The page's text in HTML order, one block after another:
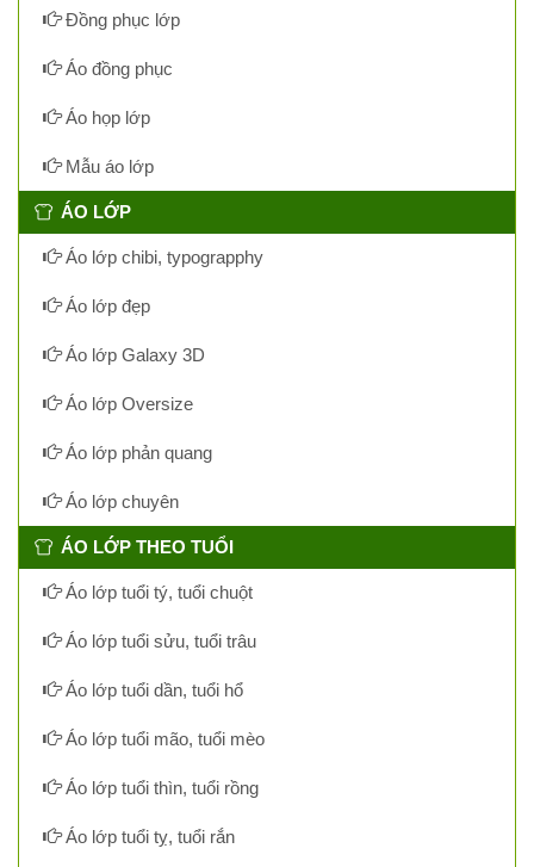
Đồng phục lớp
Áo đồng phục
Áo họp lớp
Mẫu áo lớp
ÁO LỚP
Áo lớp chibi, typograpphy
Áo lớp đẹp
Áo lớp Galaxy 3D
Áo lớp Oversize
Áo lớp phản quang
Áo lớp chuyên
ÁO LỚP THEO TUỔI
Áo lớp tuổi tý, tuổi chuột
Áo lớp tuổi sửu, tuổi trâu
Áo lớp tuổi dần, tuổi hổ
Áo lớp tuổi mão, tuổi mèo
Áo lớp tuổi thìn, tuổi rồng
Áo lớp tuổi tỵ, tuổi rắn